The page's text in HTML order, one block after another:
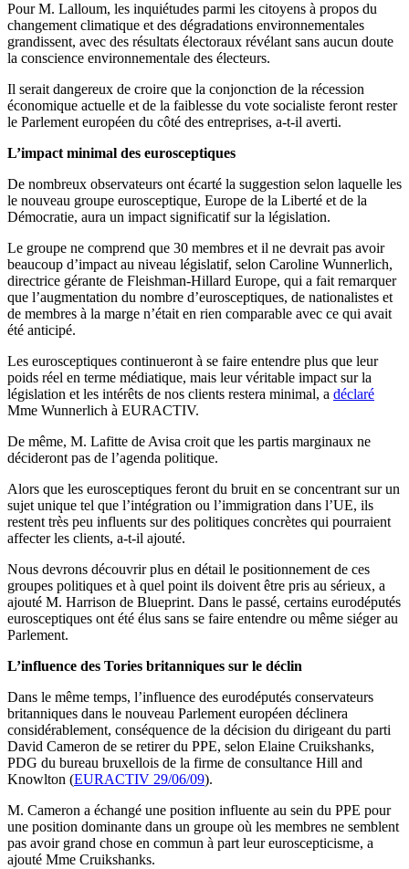
Pour M. Lalloum, les inquiétudes parmi les citoyens à propos du
changement climatique et des dégradations environnementales
grandissent, avec des résultats électoraux révélant sans aucun doute
la conscience environnementale des électeurs.
Il serait dangereux de croire que la conjonction de la récession
économique actuelle et de la faiblesse du vote socialiste feront rester
le Parlement européen du côté des entreprises, a-t-il averti.
L’impact minimal des eurosceptiques
De nombreux observateurs ont écarté la suggestion selon laquelle les
le nouveau groupe eurosceptique, Europe de la Liberté et de la
Démocratie, aura un impact significatif sur la législation.
Le groupe ne comprend que 30 membres et il ne devrait pas avoir
beaucoup d’impact au niveau législatif, selon Caroline Wunnerlich,
directrice gérante de Fleishman-Hillard Europe, qui a fait remarquer
que l’augmentation du nombre d’eurosceptiques, de nationalistes et
de membres à la marge n’était en rien comparable avec ce qui avait
été anticipé.
Les eurosceptiques continueront à se faire entendre plus que leur
poids réel en terme médiatique, mais leur véritable impact sur la
législation et les intérêts de nos clients restera minimal, a déclaré
Mme Wunnerlich à EURACTIV.
De même, M. Lafitte de Avisa croit que les partis marginaux ne
décideront pas de l’agenda politique.
Alors que les eurosceptiques feront du bruit en se concentrant sur un
sujet unique tel que l’intégration ou l’immigration dans l’UE, ils
restent très peu influents sur des politiques concrètes qui pourraient
affecter les clients, a-t-il ajouté.
Nous devrons découvrir plus en détail le positionnement de ces
groupes politiques et à quel point ils doivent être pris au sérieux, a
ajouté M. Harrison de Blueprint. Dans le passé, certains eurodéputés
eurosceptiques ont été élus sans se faire entendre ou même siéger au
Parlement.
L’influence des Tories britanniques sur le déclin
Dans le même temps, l’influence des eurodéputés conservateurs
britanniques dans le nouveau Parlement européen déclinera
considérablement, conséquence de la décision du dirigeant du parti
David Cameron de se retirer du PPE, selon Elaine Cruikshanks,
PDG du bureau bruxellois de la firme de consultance Hill and
Knowlton (EURACTIV 29/06/09).
M. Cameron a échangé une position influente au sein du PPE pour
une position dominante dans un groupe où les membres ne semblent
pas avoir grand chose en commun à part leur euroscepticisme, a
ajouté Mme Cruikshanks.